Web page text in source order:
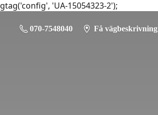
gtag('config', 'UA-15054323-2');
070-7548040 Få vägbeskrivning